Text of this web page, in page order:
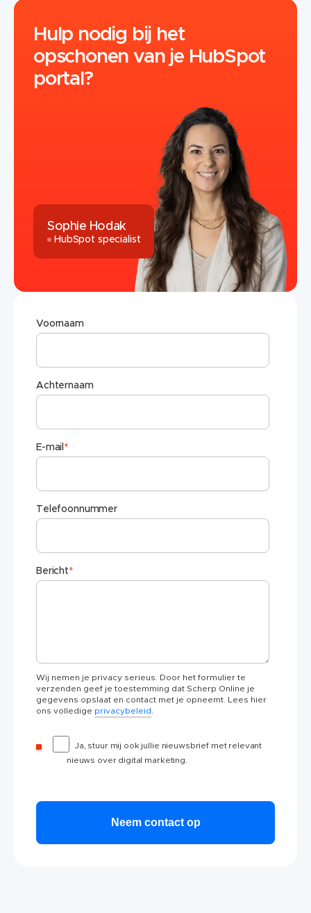
Hulp nodig bij het
opschonen van je HubSpot
portal?
Sophie Hodak
HubSpot specialist
Voornaam
Achternaam
E-mail *
Telefoonnummer
Bericht*
Wij nemen je privacy serieus. Door het formulier te
verzenden geef je toestemming dat Scherp Online je
gegevens opslaat en contact met je opneemt. Lees hier
ons volledige privacybeleid
Ja, stuur mij ook jullie nieuwsbrief met relevant
nieuws over digital marketing.